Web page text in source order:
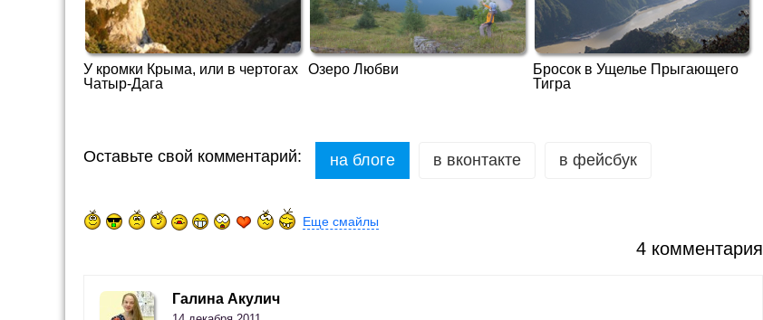
У кромки Крыма, или в чертогах
Чатыр-Дага
Озеро Любви
Бросок в Ущелье Прыгающего
Тигра
Оставьте свой комментарий: на блоге в вконтакте в фейсбук
Еще смайлы
4 комментария
Галина Акулич